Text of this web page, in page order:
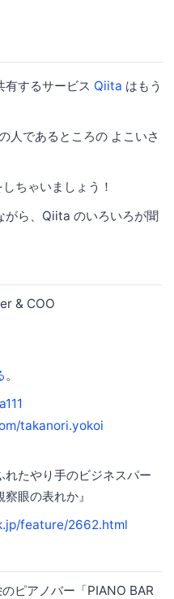
有するサービス Qiita はもう
人であるところの よこいさ
ちゃいましょう！
がら、Qiita のいろいろが聞
& COO
。
takanori.yokoi
れたやり手のビジネスパー
眼の表れか』
feature/2662.html
ピアノバー「PIANO BAR